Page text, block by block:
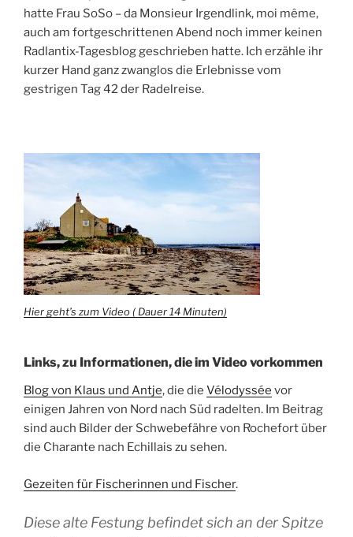
hatte Frau SoSo – da Monsieur Irgendlink, moi même,
auch am fortgeschrittenen Abend noch immer keinen
Radlantix-Tagesblog geschrieben hatte. Ich erzähle ihr
kurzer Hand ganz zwanglos die Erlebnisse vom
gestrigen Tag 42 der Radelreise.
Hier geht’s zum Video ( Dauer 14 Minuten)
Links, zu Informationen, die im Video vorkommen
Blog von Klaus und Antje, die die Vélodyssée vor
einigen Jahren von Nord nach Süd radelten. Im Beitrag
sind auch Bilder der Schwebefähre von Rochefort über
die Charante nach Echillais zu sehen.
Gezeiten für Fischerinnen und Fischer.
Diese alte Festung befindet sich an der Spitze